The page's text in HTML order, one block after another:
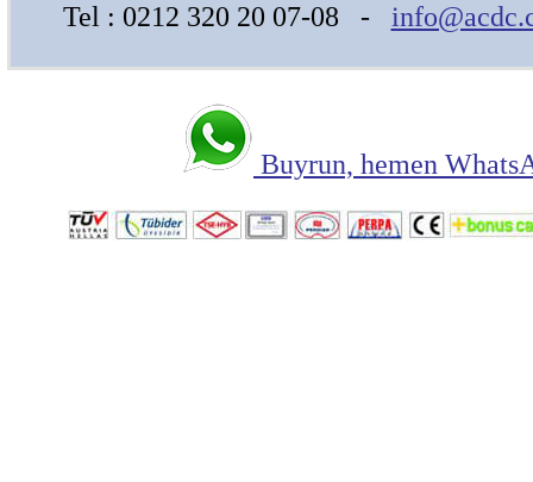
Tel : 0212 320 20 07-08 -
Buyrun, hemen